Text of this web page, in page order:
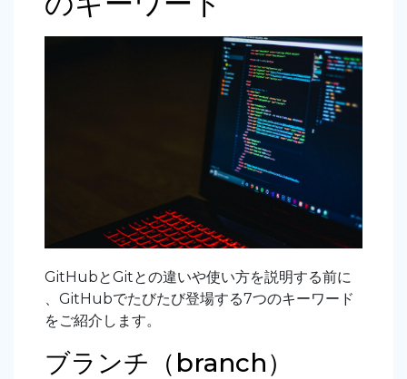
GitHubとGitとの違いや使い方を説明する前に
、GitHubでたびたび登場する7つのキーワード
をご紹介します。
ブランチ（branch）